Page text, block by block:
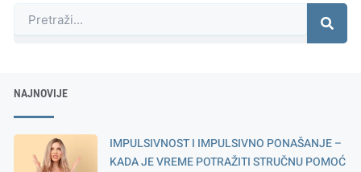
NAJNOVIJE
IMPULSIVNOST I IMPULSIVNO PONAŠANJE –
KADA JE VREME POTRAŽITI STRUČNU POMOĆ